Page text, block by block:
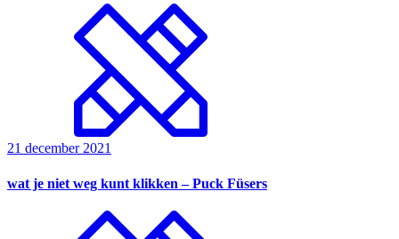
21 december 2021
wat je niet weg kunt klikken – Puck Füsers